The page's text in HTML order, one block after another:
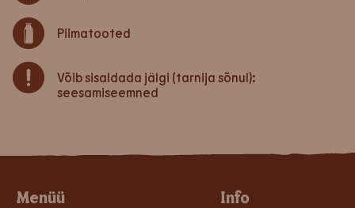
Piimatooted
Võib sisaldada jälgi (tarnija sõnul):
seesamiseemned
Menüü Info